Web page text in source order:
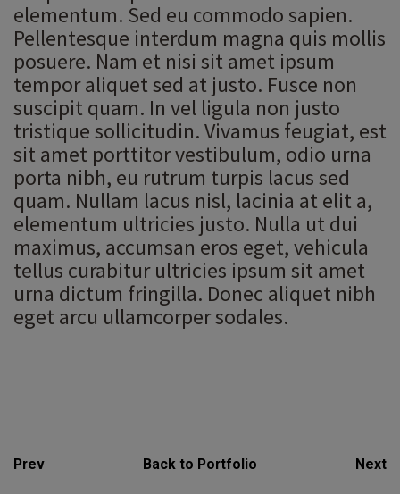
elementum. Sed eu commodo sapien.
Pellentesque interdum magna quis mollis
posuere. Nam et nisi sit amet ipsum
tempor aliquet sed at justo. Fusce non
suscipit quam. In vel ligula non justo
tristique sollicitudin. Vivamus feugiat, est
sit amet porttitor vestibulum, odio urna
porta nibh, eu rutrum turpis lacus sed
quam. Nullam lacus nisl, lacinia at elit a,
elementum ultricies justo. Nulla ut dui
maximus, accumsan eros eget, vehicula
tellus curabitur ultricies ipsum sit amet
urna dictum fringilla. Donec aliquet nibh
eget arcu ullamcorper sodales.
Prev Back to Portfolio Next